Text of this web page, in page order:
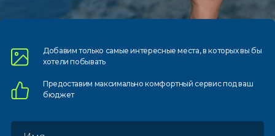
Добавим только самыеинтересные места, в которыхвы бы
хотели побывать
Предоставим максимально комфортныйсервис под ваш
бюджет